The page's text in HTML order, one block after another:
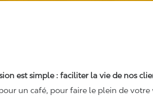
est simple : faciliter la vie de nos
un café, pour faire le plein de